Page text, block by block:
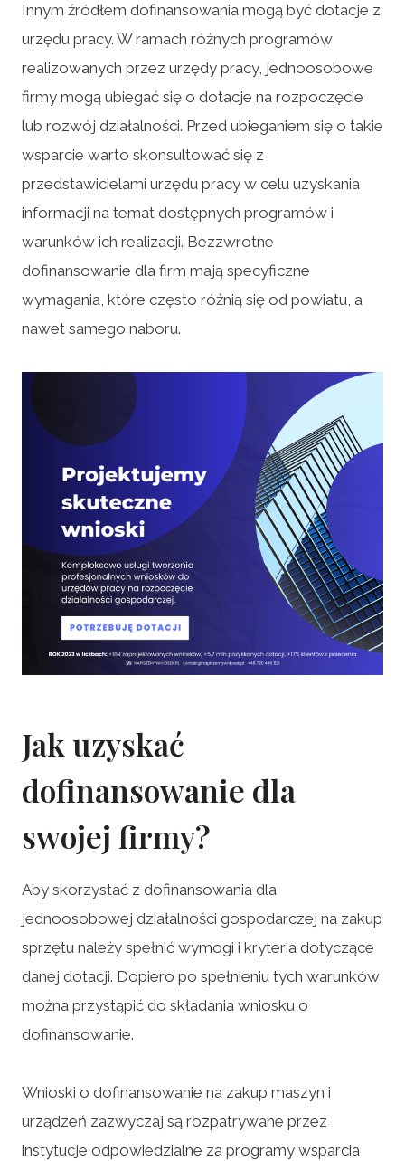
Innym źródłem dofinansowania mogą być dotacje z
urzędu pracy. W ramach różnych programów
realizowanych przez urzędy pracy, jednoosobowe
firmy mogą ubiegać się o dotacje na rozpoczęcie
lub rozwój działalności. Przed ubieganiem się o takie
wsparcie warto skonsultować się z
przedstawicielami urzędu pracy w celu uzyskania
informacji na temat dostępnych programów i
warunków ich realizacji. Bezzwrotne
dofinansowanie dla firm mają specyficzne
wymagania, które często różnią się od powiatu, a
nawet samego naboru.
Jak uzyskać
dofinansowanie dla
swojej firmy?
Aby skorzystać z dofinansowania dla
jednoosobowej działalności gospodarczej na zakup
sprzętu należy spełnić wymogi i kryteria dotyczące
danej dotacji. Dopiero po spełnieniu tych warunków
można przystąpić do składania wniosku o
dofinansowanie.
Wnioski o dofinansowanie na zakup maszyn i
urządzeń zazwyczaj są rozpatrywane przez
instytucje odpowiedzialne za programy wsparcia